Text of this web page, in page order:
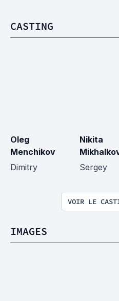
CASTING
Oleg
Menchikov
Dimitry
Nikita
Sergey
VOIR LE
IMAGES